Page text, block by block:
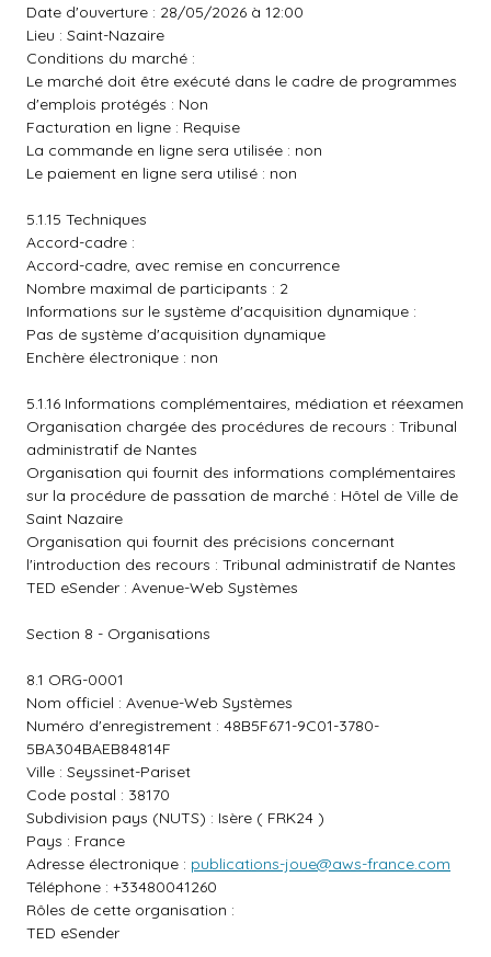
Date d'ouverture : 28/05/2026 à 12:00
Lieu : Saint-Nazaire
Conditions du marché :
Le marché doit être exécuté dans le cadre de programmes
d'emplois protégés : Non
Facturation en ligne : Requise
La commande en ligne sera utilisée : non
Le paiement en ligne sera utilisé : non
5.1.15 Techniques
Accord-cadre :
Accord-cadre, avec remise en concurrence
Nombre maximal de participants : 2
Informations sur le système d'acquisition dynamique :
Pas de système d'acquisition dynamique
Enchère électronique : non
5.1.16 Informations complémentaires, médiation et réexamen
Organisation chargée des procédures de recours : Tribunal
administratif de Nantes
Organisation qui fournit des informations complémentaires
sur la procédure de passation de marché : Hôtel de Ville de
Saint Nazaire
Organisation qui fournit des précisions concernant
l'introduction des recours : Tribunal administratif de Nantes
TED eSender : Avenue-Web Systèmes
Section 8 - Organisations
8.1 ORG-0001
Nom officiel : Avenue-Web Systèmes
Numéro d'enregistrement : 48B5F671-9C01-3780-
5BA304BAEB84814F
Ville : Seyssinet-Pariset
Code postal : 38170
Subdivision pays (NUTS) : Isère ( FRK24 )
Pays : France
Adresse électronique : publications-joue@aws-france.com
Téléphone : +33480041260
Rôles de cette organisation :
TED eSender